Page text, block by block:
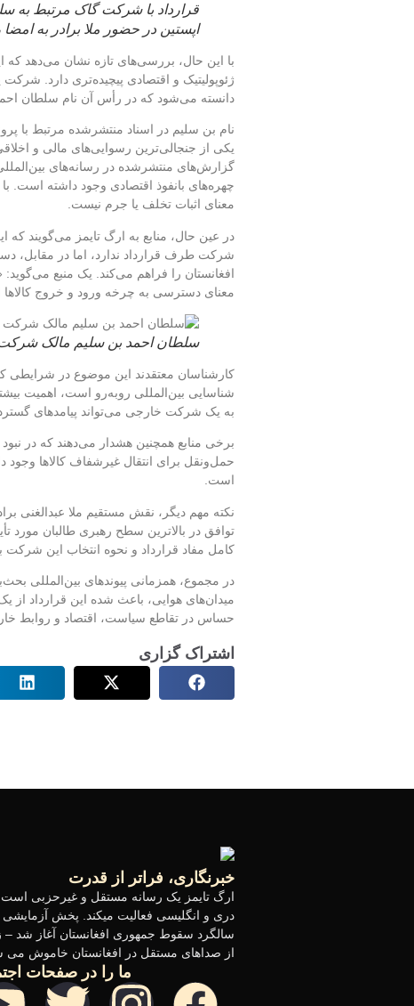
قرارداد با شرکت گاک مرتبط به
اپستین در حضور ملا برادر به امضا
با این حال، بررسی‌های تازه نشان می‌دهد که
ژئوپولیتیک و اقتصادی پیچیده‌تری دارد.
دانسته می‌شود که در رأس آن نام سلطان
نام بن سلیم در اسناد منتشرشده مرتبط با
یکی از جنجالی‌ترین رسوایی‌های مالی و
گزارش‌های منتشرشده در رسانه‌های
چهره‌های بانفوذ اقتصادی وجود داشته است. با
معنای اثبات تخلف یا جرم نیست.
در عین حال، منابع به ارگ تایمز می‌گویند
شرکت طرف قرارداد ندارد، اما در مقابل،
افغانستان را فراهم می‌کند. یک منبع
معنای دسترسی به چرخه ورود و خروج
سلطان احمد بن سلیم مالک شرکت
کارشناسان معتقدند این موضوع در شرایطی
شناسایی بین‌المللی روبه‌رو است، اهمیت
به یک شرکت خارجی می‌تواند پیامدهای
برخی منابع همچنین هشدار می‌دهند که در
حمل‌ونقل برای انتقال غیرشفاف کالاها وجود
است.
نکته مهم دیگر، نقش مستقیم ملا عبدالغنی
توافق در بالاترین سطح رهبری طالبان مورد
کامل مفاد قرارداد و نحوه انتخاب این
در مجموع، همزمانی پیوندهای بین‌المللی
میدان‌های هوایی، باعث شده این قرارداد از
حساس در تقاطع سیاست، اقتصاد و روابط
اشتراک گزاری
خبرنگاری، فراتر از قدرت
ارگ تایمز یک رسانه مستقل و غیرحزبی است
دری و انگلیسی فعالیت میکند. پخش آزمایشی
سالگرد سقوط جمهوری افغانستان آغاز شد –
از صداهای مستقل در افغانستان خاموش می
ما را در صفحات